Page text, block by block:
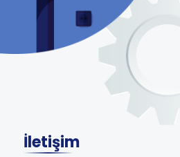
İletişim